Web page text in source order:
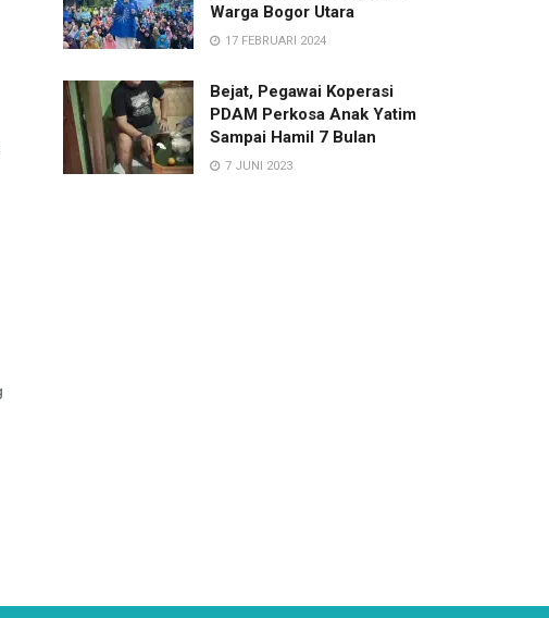
Warga Bogor Utara
17 FEBRUARI 2024
Bejat, Pegawai Koperasi
PDAM Perkosa Anak Yatim
Sampai Hamil 7 Bulan
7 JUNI 2023